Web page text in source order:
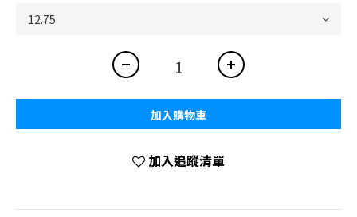
加入購物車
加入追蹤清單